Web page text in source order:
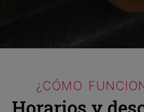
¿CÓMO
Horarios y